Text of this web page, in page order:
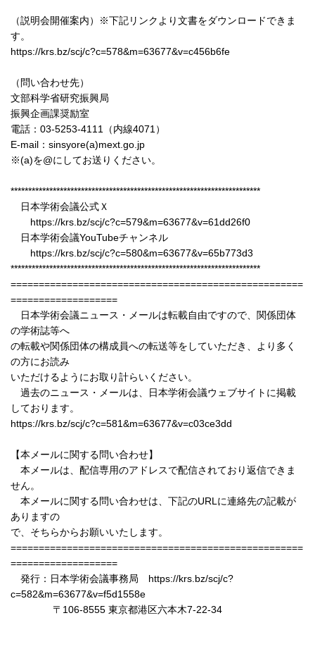
（説明会開催案内）※下記リンクより文書をダウンロードできま
す。
https://krs.bz/scj/c?c=578&m=63677&v=c456b6fe
（問い合わせ先）
文部科学省研究振興局
振興企画課奨励室
電話：03-5253-4111（内線4071）
E-mail：sinsyore(a)mext.go.jp
※(a)を@にしてお送りください。
***********************************************************************
日本学術会議公式Ｘ
https://krs.bz/scj/c?c=579&m=63677&v=61dd26f0
日本学術会議YouTubeチャンネル
https://krs.bz/scj/c?c=580&m=63677&v=65b773d3
***********************************************************************
====================================================
===================
日本学術会議ニュース・メールは転載自由ですので、関係団体
の学術誌等へ
の転載や関係団体の構成員への転送等をしていただき、より多く
の方にお読み
いただけるようにお取り計らいください。
過去のニュース・メールは、日本学術会議ウェブサイトに掲載
しております。
https://krs.bz/scj/c?c=581&m=63677&v=c03ce3dd
【本メールに関する問い合わせ】
本メールは、配信専用のアドレスで配信されており返信できま
せん。
本メールに関する問い合わせは、下記のURLに連絡先の記載が
ありますの
で、そちらからお願いいたします。
====================================================
===================
発行：日本学術会議事務局 https://krs.bz/scj/c?
c=582&m=63677&v=f5d1558e
〒106-8555 東京都港区六本木7-22-34